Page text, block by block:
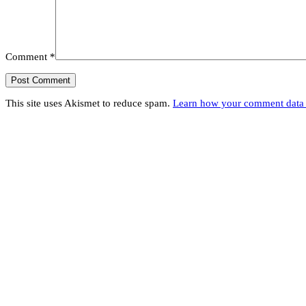
Comment *
This site uses Akismet to reduce spam. Learn how your comment data